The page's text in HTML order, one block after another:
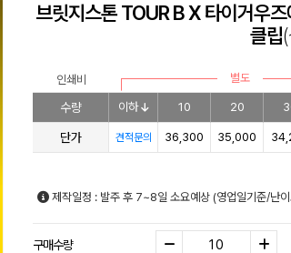
브릿지스톤 TOUR B X 타이거우
클립
인쇄비 별도
수량 이하 10 20
단가 견적문의 36,300 35,000
제작일정 : 발주 후 7~8일 소요예상 (영업일기준/난
구매수량